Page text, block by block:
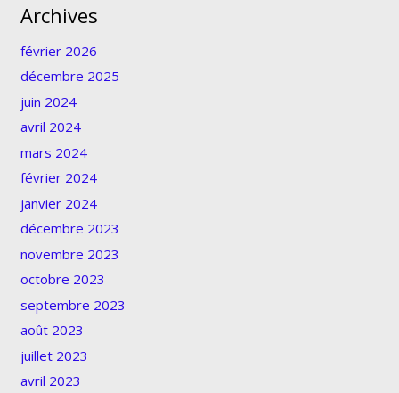
Archives
février 2026
décembre 2025
juin 2024
avril 2024
mars 2024
février 2024
janvier 2024
décembre 2023
novembre 2023
octobre 2023
septembre 2023
août 2023
juillet 2023
avril 2023